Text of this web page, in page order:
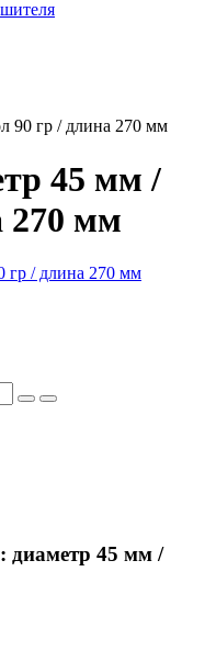
90 гр / длина 270 мм
45 мм /
270 мм
диаметр 45 мм /